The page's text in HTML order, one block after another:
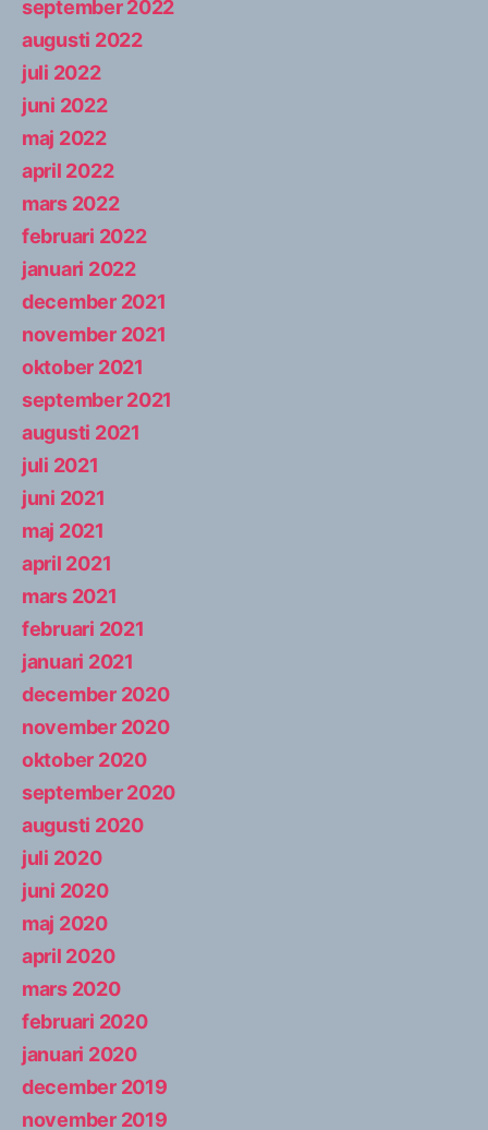
september 2022
augusti 2022
juli 2022
juni 2022
maj 2022
april 2022
mars 2022
februari 2022
januari 2022
december 2021
november 2021
oktober 2021
september 2021
augusti 2021
juli 2021
juni 2021
maj 2021
april 2021
mars 2021
februari 2021
januari 2021
december 2020
november 2020
oktober 2020
september 2020
augusti 2020
juli 2020
juni 2020
maj 2020
april 2020
mars 2020
februari 2020
januari 2020
december 2019
november 2019